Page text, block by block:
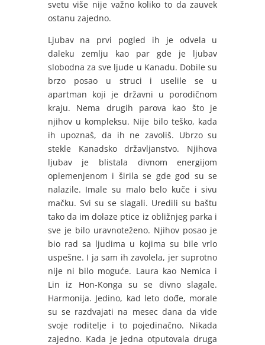
svetu više nije važno koliko to da zauvek
ostanu zajedno.
Ljubav na prvi pogled ih je odvela u
daleku zemlju kao par gde je ljubav
slobodna za sve ljude u Kanadu. Dobile su
brzo posao u struci i uselile se u
apartman koji je državni u porodičnom
kraju. Nema drugih parova kao što je
njihov u kompleksu. Nije bilo teško, kada
ih upoznaš, da ih ne zavoliš. Ubrzo su
stekle Kanadsko državljanstvo. Njihova
ljubav je blistala divnom energijom
oplemenjenom i širila se gde god su se
nalazile. Imale su malo belo kuče i sivu
mačku. Svi su se slagali. Uredili su baštu
tako da im dolaze ptice iz obližnjeg parka i
sve je bilo uravnoteženo. Njihov posao je
bio rad sa ljudima u kojima su bile vrlo
uspešne. I ja sam ih zavolela, jer suprotno
nije ni bilo moguće. Laura kao Nemica i
Lin iz Hon-Konga su se divno slagale.
Harmonija. Jedino, kad leto dođe, morale
su se razdvajati na mesec dana da vide
svoje roditelje i to pojedinačno. Nikada
zajedno. Kada je jedna otputovala druga